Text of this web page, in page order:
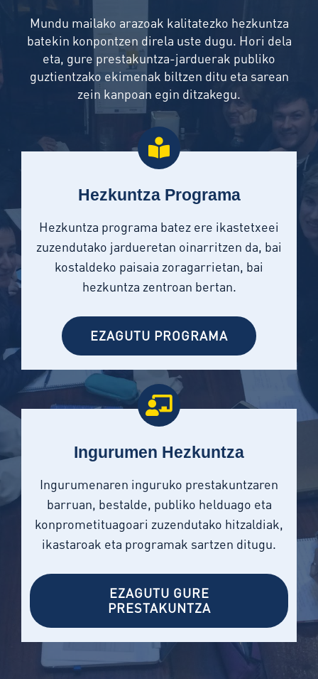
Mundu mailako arazoak kalitatezko hezkuntza
batekin konpontzen direla uste dugu. Hori dela
eta, gure prestakuntza-jarduerak publiko
guztientzako ekimenak biltzen ditu eta sarean
zein kanpoan egin ditzakegu.
Hezkuntza Programa
Hezkuntza programa batez ere ikastetxeei
zuzendutako jardueretan oinarritzen da, bai
kostaldeko paisaia zoragarrietan, bai
hezkuntza zentroan bertan.
EZAGUTU PROGRAMA
Ingurumen Hezkuntza
Ingurumenaren inguruko prestakuntzaren
barruan, bestalde, publiko helduago eta
konprometituagoari zuzendutako hitzaldiak,
ikastaroak eta programak sartzen ditugu.
EZAGUTU GURE
PRESTAKUNTZA